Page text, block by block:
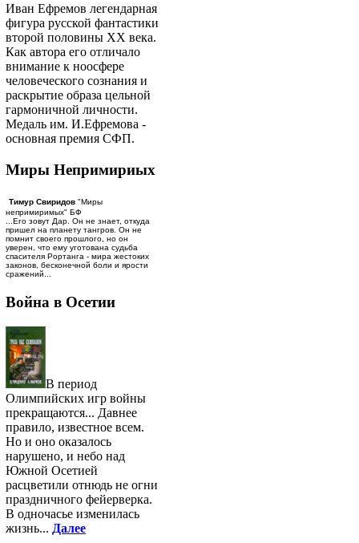
Иван Ефремов легендарная
фигура русской фантастики
второй половины ХХ века.
Как автора его отличало
внимание к ноосфере
человеческого сознания и
раскрытие образа цельной
гармоничной личности.
Медаль им. И.Ефремова -
основная премия СФП.
Миры Непримириых
Тимур Свиридов "Миры
непримиримых" БФ
...Его зовут Дар. Он не знает, откуда
пришел на планету тангров. Он не
помнит своего прошлого, но он
уверен, что ему уготована судьба
спасителя Рортанга - мира жестоких
законов, бесконечной боли и ярости
сражений...
Война в Осетии
В период
Олимпийских игр войны
прекращаются... Давнее
правило, известное всем.
Но и оно оказалось
нарушено, и небо над
Южной Осетией
расцветили отнюдь не огни
праздничного фейерверка.
В одночасье изменилась
жизнь... Далее